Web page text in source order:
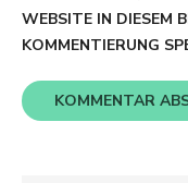
WEBSITE IN DIESEM
KOMMENTIERUNG